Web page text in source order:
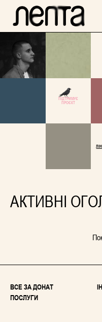
ПІДТРИМУЄ
ПРОЄКТ
АКТИВНІ
ВСЕ ЗА ДОНАТ
ПОСЛУГИ